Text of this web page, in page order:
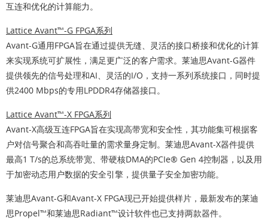
互连和优化的计算能力。
Lattice Avant™-G FPGA系列
Avant-G通用FPGA旨在通过提供无缝、灵活的接口桥接和优化的计算
来实现系统可扩展性，满足更广泛的客户需求。莱迪思Avant-G器件
提供领先的信号处理和AI、灵活的I/O，支持一系列系统接口，同时提
供2400 Mbps的专用LPDDR4存储器接口。
Lattice Avant™-X FPGA系列
Avant-X高级互连FPGA旨在实现高带宽和安全性，其功能集可根据客
户对信号聚合和高吞吐量的需求量身定制。莱迪思Avant-X器件提供
最高1 T/s的总系统带宽、带硬核DMA的PCIe® Gen 4控制器，以及用
于加密动态用户数据的安全引擎，提供量子安全加密功能。
莱迪思Avant-G和Avant-X FPGA现已开始提供样片，最新发布的莱迪
思Propel™和莱迪思Radiant™设计软件也已支持两款器件。